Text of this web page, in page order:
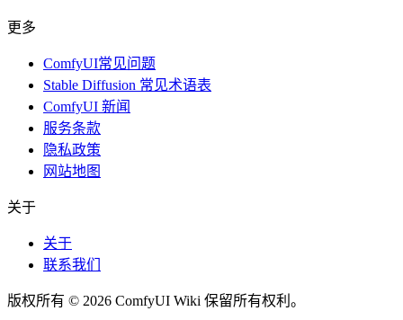
更多
ComfyUI常见问题
Stable Diffusion 常见术语表
ComfyUI 新闻
服务条款
隐私政策
网站地图
关于
关于
联系我们
版权所有 © 2026 ComfyUI Wiki 保留所有权利。